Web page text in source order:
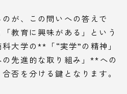
が、この問いへの答えで
教育に興味がある」という
大学の**「“実学”の精神」
の先進的な取り組み」**への
否を分ける鍵となります。